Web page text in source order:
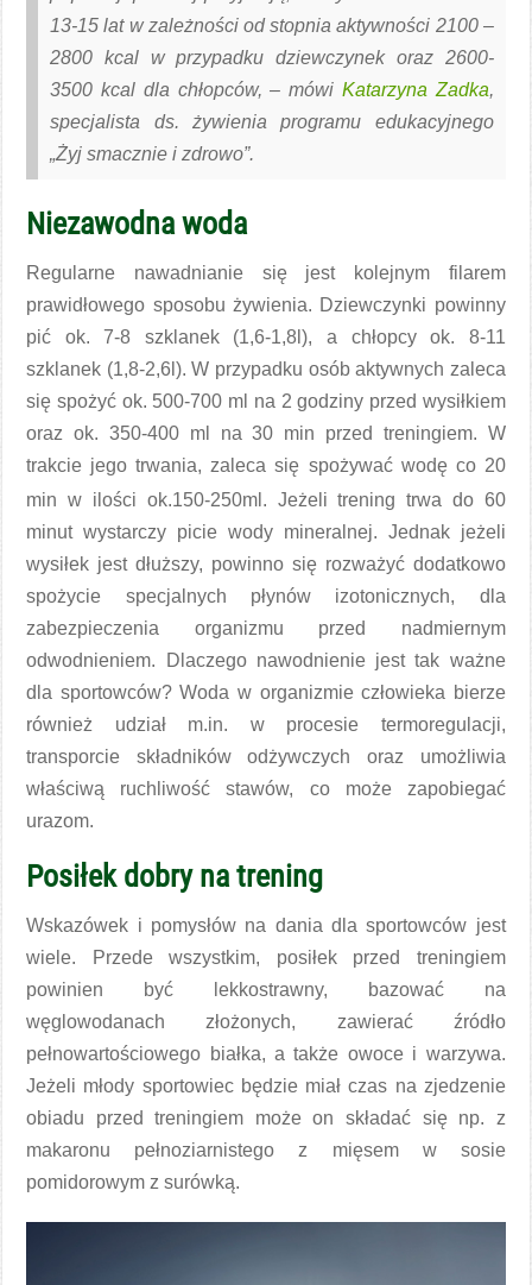
13-15 lat w zależności od stopnia aktywności 2100 –
2800 kcal w przypadku dziewczynek oraz 2600-
3500 kcal dla chłopców, – mówi Katarzyna Zadka,
specjalista ds. żywienia programu edukacyjnego
„Żyj smacznie i zdrowo”.
Niezawodna woda
Regularne nawadnianie się jest kolejnym filarem
prawidłowego sposobu żywienia. Dziewczynki powinny
pić ok. 7-8 szklanek (1,6-1,8l), a chłopcy ok. 8-11
szklanek (1,8-2,6l). W przypadku osób aktywnych zaleca
się spożyć ok. 500-700 ml na 2 godziny przed wysiłkiem
oraz ok. 350-400 ml na 30 min przed treningiem. W
trakcie jego trwania, zaleca się spożywać wodę co 20
min w ilości ok.150-250ml . Jeżeli trening trwa do 60
minut wystarczy picie wody mineralnej. Jednak jeżeli
wysiłek jest dłuższy, powinno się rozważyć dodatkowo
spożycie specjalnych płynów izotonicznych, dla
zabezpieczenia organizmu przed nadmiernym
odwodnieniem. Dlaczego nawodnienie jest tak ważne
dla sportowców? Woda w organizmie człowieka bierze
również udział m.in. w procesie termoregulacji,
transporcie składników odżywczych oraz umożliwia
właściwą ruchliwość stawów, co może zapobiegać
urazom.
Posiłek dobry na trening
Wskazówek i pomysłów na dania dla sportowców jest
wiele. Przede wszystkim, posiłek przed treningiem
powinien być lekkostrawny, bazować na
węglowodanach złożonych, zawierać źródło
pełnowartościowego białka, a także owoce i warzywa.
Jeżeli młody sportowiec będzie miał czas na zjedzenie
obiadu przed treningiem może on składać się np. z
makaronu pełnoziarnistego z mięsem w sosie
pomidorowym z surówką.